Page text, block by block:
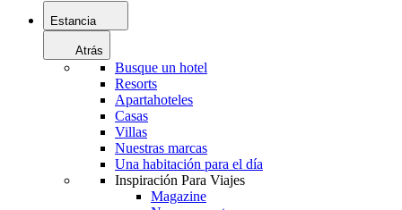
Estancia
Atrás
Busque un hotel
Resorts
Apartahoteles
Casas
Villas
Nuestras marcas
Una habitación para el día
Inspiración Para Viajes
Magazine